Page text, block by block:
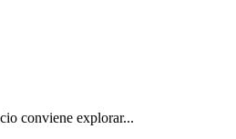
conviene explorar...